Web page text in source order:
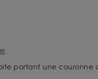
portant une